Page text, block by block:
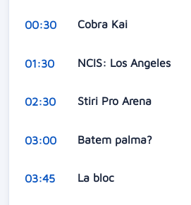
00:30 Cobra Kai
01:30 NCIS: Los Angeles
02:30 Stiri Pro Arena
03:00 Batem palma?
03:45 La bloc